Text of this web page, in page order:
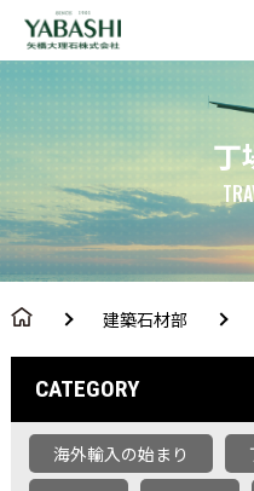
丁
建築石材部
CATEGORY
海外輸入の始まり